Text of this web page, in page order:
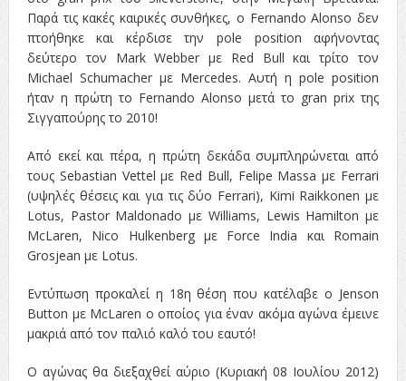
Παρά τις κακές καιρικές συνθήκες, ο Fernando Alonso δεν
πτοήθηκε και κέρδισε την pole position αφήνοντας
δεύτερο τον Mark Webber με Red Bull και τρίτο τον
Michael Schumacher με Mercedes. Αυτή η pole position
ήταν η πρώτη το Fernando Alonso μετά το gran prix της
Σιγγαπούρης το 2010!
Από εκεί και πέρα, η πρώτη δεκάδα συμπληρώνεται από
τους Sebastian Vettel με Red Bull, Felipe Massa με Ferrari
(υψηλές θέσεις και για τις δύο Ferrari), Kimi Raikkonen με
Lotus, Pastor Maldonado με Williams, Lewis Hamilton με
McLaren, Nico Hulkenberg με Force India και Romain
Grosjean με Lotus.
Εντύπωση προκαλεί η 18η θέση που κατέλαβε ο Jenson
Button με McLaren ο οποίος για έναν ακόμα αγώνα έμεινε
μακριά από τον παλιό καλό του εαυτό!
Ο αγώνας θα διεξαχθεί αύριο (Κυριακή 08 Ιουλίου 2012)